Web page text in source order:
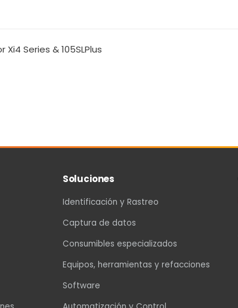
Series & 105SLPlus
Soluciones
Identificación y Rastreo
Captura de datos
Consumibles especializados
Equipos, herramientas y refacciones
Software